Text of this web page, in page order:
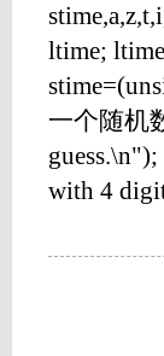
ltime;
一个随机
with 4